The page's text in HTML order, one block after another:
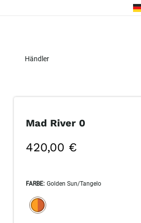
Händler
Mad River 0
420,00 €
FARBE: Golden Sun/Tangelo
SELECTION WILL REFRESH THE PAGE
selected